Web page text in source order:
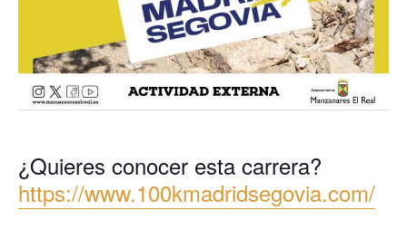
¿Quieres conocer esta carrera?
https://www.100kmadridsegovia.com/